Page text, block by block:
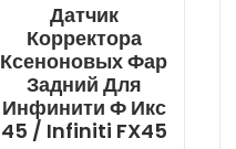
Датчик
Корректора
Ксеноновых Фар
Задний Для
Инфинити Ф Икс
45 / Infiniti FX45